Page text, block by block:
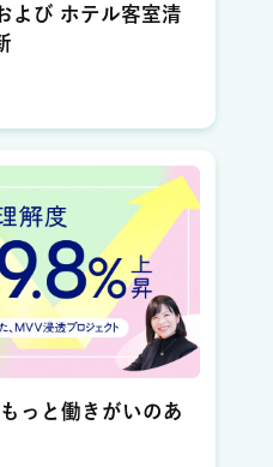
よび ホテル客室清
っと働きがいのあ